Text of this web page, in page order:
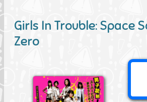
Girls In Trouble: Space
Zero